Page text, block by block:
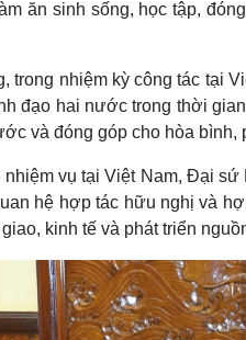
ăn sinh sống, học tập,
trong nhiệm kỳ công tác tại
đạo hai nước trong thời
và đóng góp cho hòa
vụ tại Việt Nam, Đại
hệ hợp tác hữu nghị và
kinh tế và phát triển